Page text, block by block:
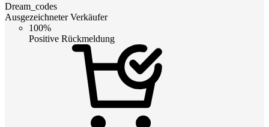
Dream_codes
Ausgezeichneter Verkäufer
100%
Positive Rückmeldung